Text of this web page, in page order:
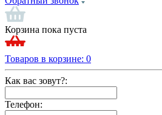
Корзина пока пуста
Товаров в корзине: 0
Как вас зовут?:
Телефон: